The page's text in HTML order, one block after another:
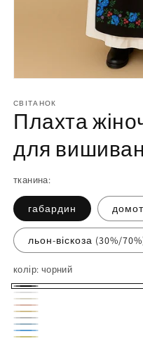
1
у
модальному
СВІТАНОК
Плахта
для
тканина:
габардин
льон-віскоза (30%/
колір: чорний
чорний
білий
молочний
персиковий
пісочний
світло-
небесний